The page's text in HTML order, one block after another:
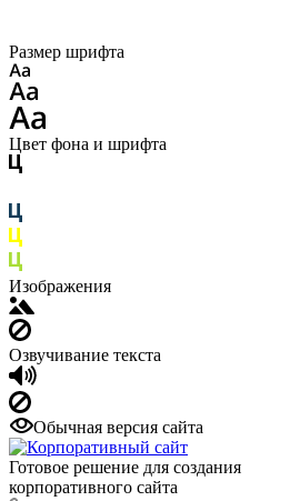
Размер шрифта
Цвет фона и шрифта
Изображения
Озвучивание текста
Обычная версия сайта
Готовое решение для создания
корпоративного сайта